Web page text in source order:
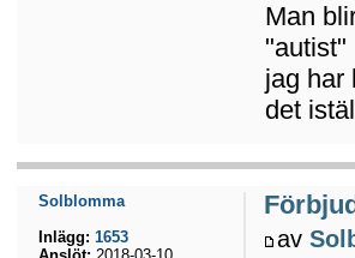
Man
"autist"
jag har
det
av
Solblomma
Inlägg: 1653